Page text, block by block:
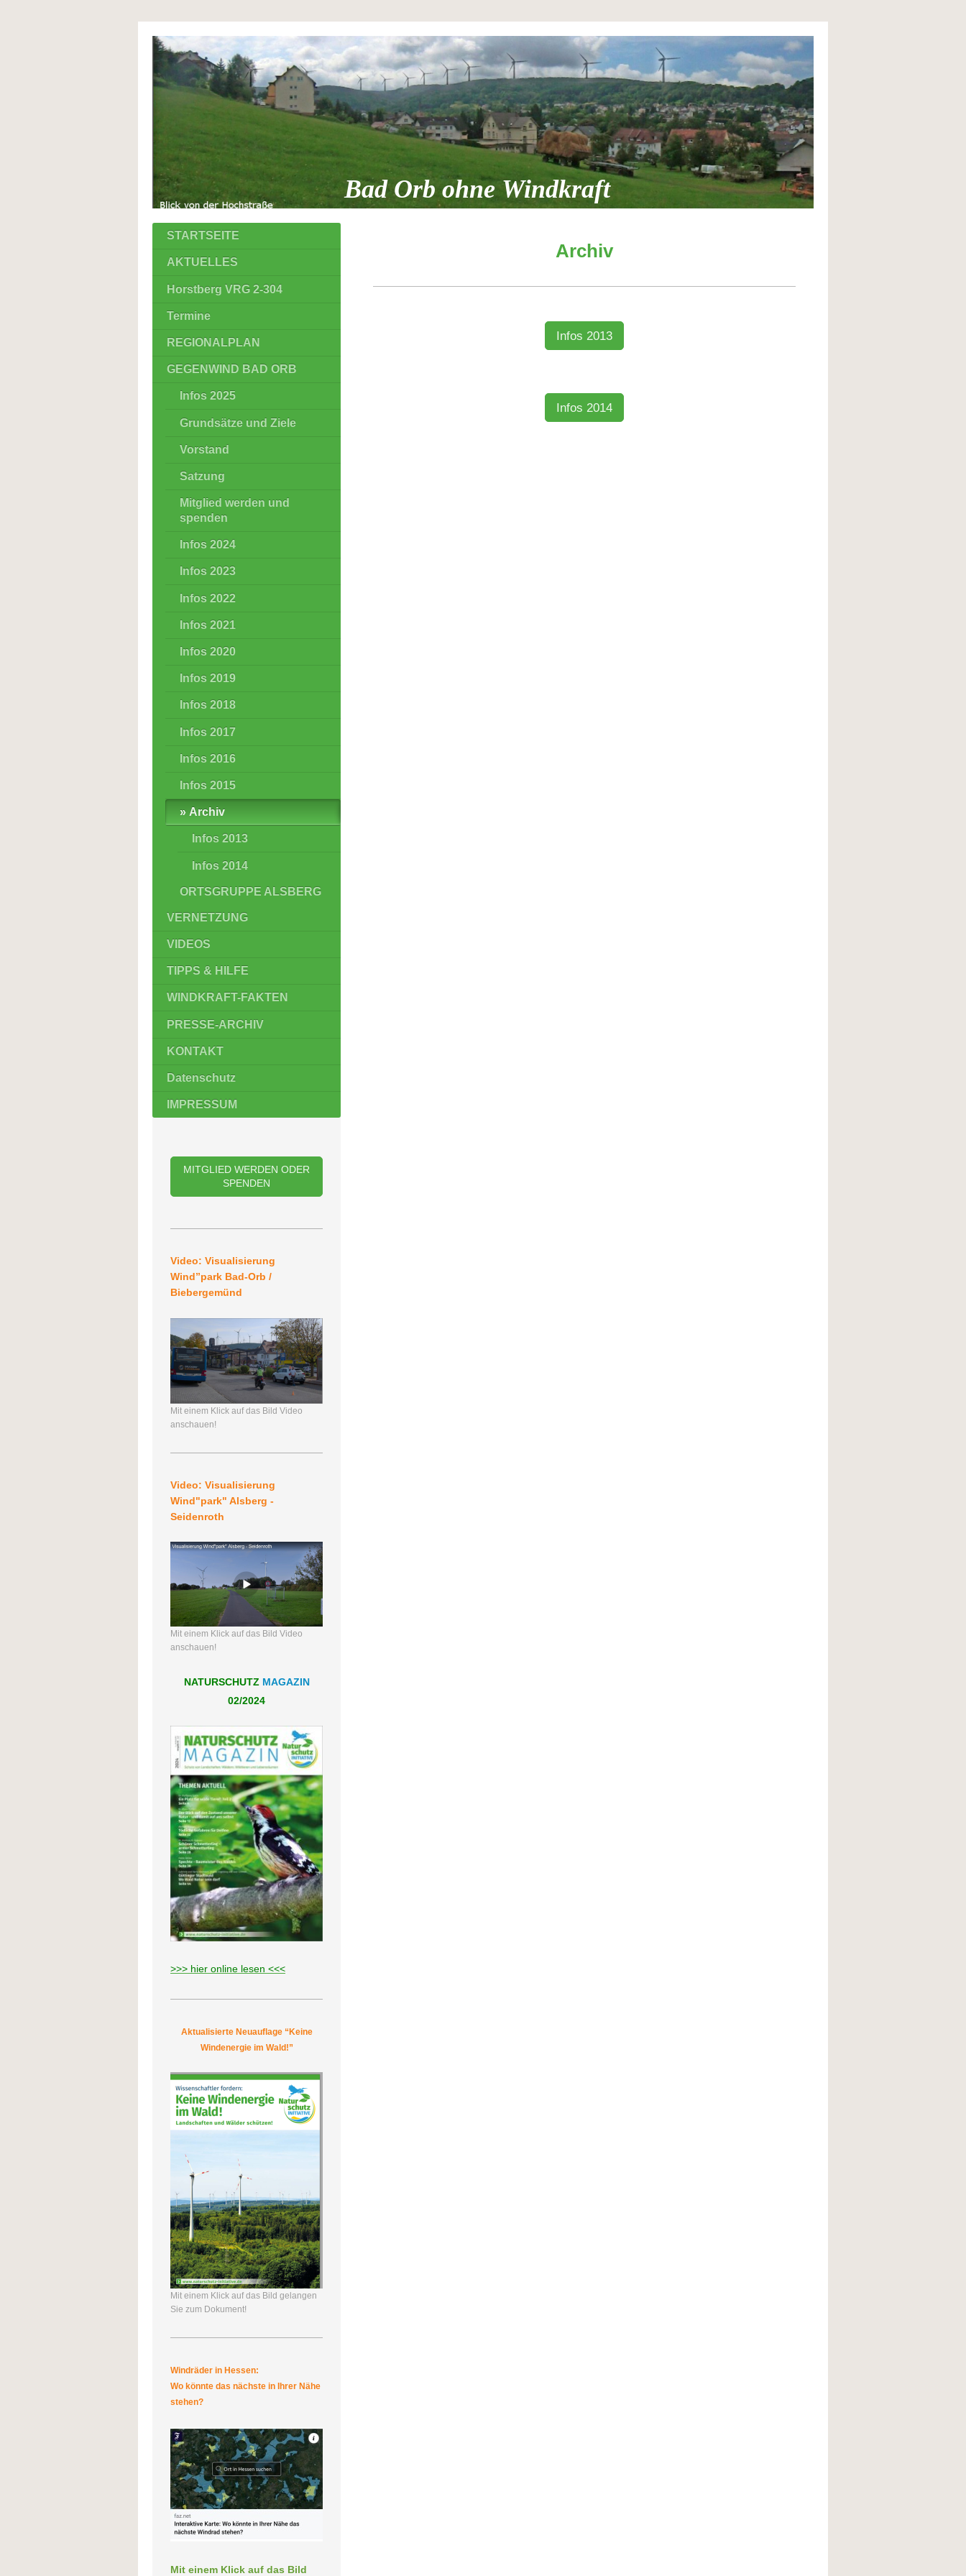
Bad Orb ohne Windkraft
Archiv
Infos 2013
Infos 2014
STARTSEITE
AKTUELLES
Horstberg VRG 2-304
Termine
REGIONALPLAN
GEGENWIND BAD ORB
Infos 2025
Grundsätze und Ziele
Vorstand
Satzung
Mitglied werden und
spenden
Infos 2024
Infos 2023
Infos 2022
Infos 2021
Infos 2020
Infos 2019
Infos 2018
Infos 2017
Infos 2016
Infos 2015
Archiv
Infos 2013
Infos 2014
ORTSGRUPPE ALSBERG
VERNETZUNG
VIDEOS
TIPPS & HILFE
WINDKRAFT-FAKTEN
PRESSE-ARCHIV
KONTAKT
Datenschutz
IMPRESSUM
MITGLIED WERDEN ODER
SPENDEN
Video: Visualisierung
Wind”park Bad-Orb /
Biebergemünd
Mit einem Klick auf das Bild Video
anschauen!
Video: Visualisierung
Wind"park" Alsberg -
Seidenroth
Mit einem Klick auf das Bild Video
anschauen!
NATURSCHUTZ MAGAZIN
02/2024
>>> hier online lesen <<<
Aktualisierte Neuauflage “Keine
Windenergie im Wald!”
Mit einem Klick auf das Bild gelangen
Sie zum Dokument!
Windräder in Hessen:
Wo könnte das nächste in Ihrer Nähe
stehen?
Mit einem Klick auf das Bild